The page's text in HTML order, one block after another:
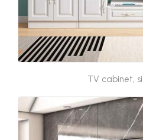
TV cabinet,